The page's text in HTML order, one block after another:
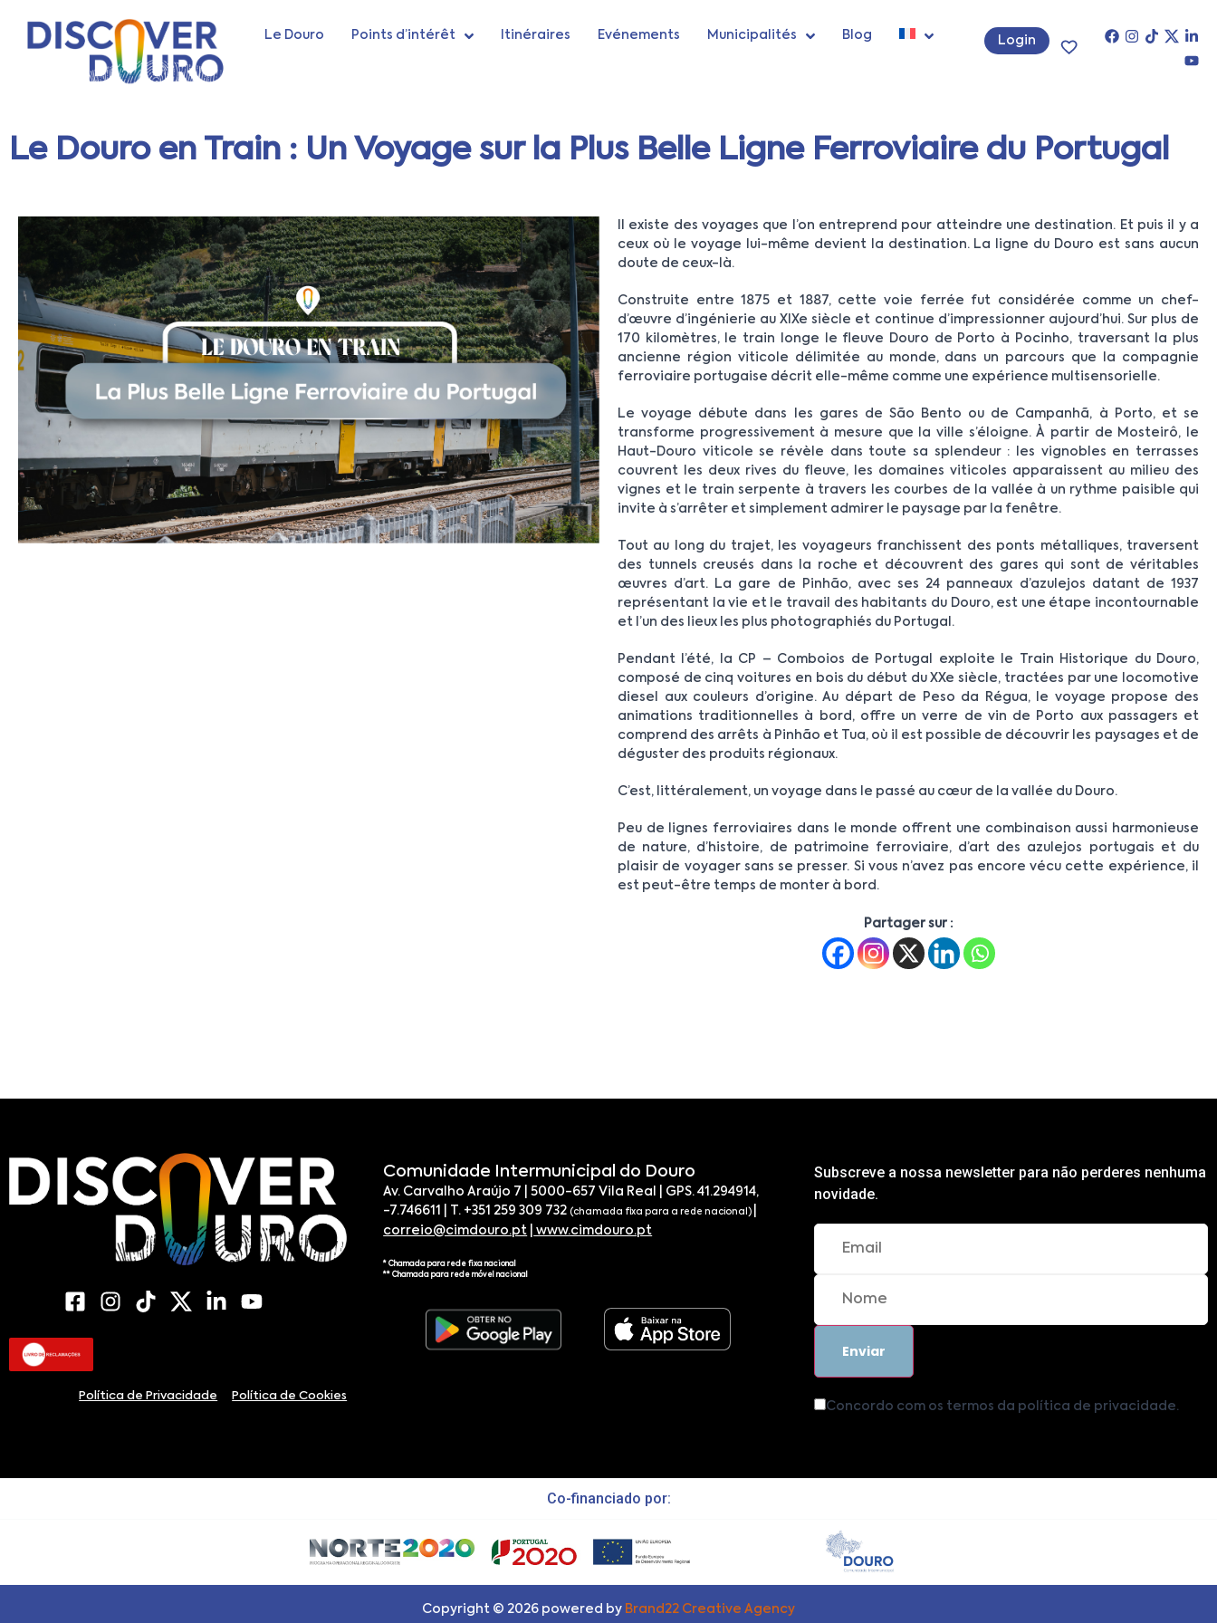
Le Douro Points d’intérêt Itinéraires Evénements Municipalités Blog Login
Le Douro en Train : Un Voyage sur la Plus Belle Ligne Ferroviaire du Portugal
Il existe des voyages que l’on entreprend pour atteindre une destination. Et puis il y a
ceux où le voyage lui-même devient la destination. La ligne du Douro est sans aucun
doute de ceux-là.
Construite entre 1875 et 1887, cette voie ferrée fut considérée comme un chef-
d’œuvre d’ingénierie au XIXe siècle et continue d’impressionner aujourd’hui. Sur plus de
170 kilomètres, le train longe le fleuve Douro de Porto à Pocinho, traversant la plus
ancienne région viticole délimitée au monde, dans un parcours que la compagnie
ferroviaire portugaise décrit elle-même comme une expérience multisensorielle.
Le voyage débute dans les gares de São Bento ou de Campanhã, à Porto, et se
transforme progressivement à mesure que la ville s’éloigne. À partir de Mosteirô, le
Haut-Douro viticole se révèle dans toute sa splendeur : les vignobles en terrasses
couvrent les deux rives du fleuve, les domaines viticoles apparaissent au milieu des
vignes et le train serpente à travers les courbes de la vallée à un rythme paisible qui
invite à s’arrêter et simplement admirer le paysage par la fenêtre.
Tout au long du trajet, les voyageurs franchissent des ponts métalliques, traversent
des tunnels creusés dans la roche et découvrent des gares qui sont de véritables
œuvres d’art. La gare de Pinhão, avec ses 24 panneaux d’azulejos datant de 1937
représentant la vie et le travail des habitants du Douro, est une étape incontournable
et l’un des lieux les plus photographiés du Portugal.
Pendant l’été, la CP – Comboios de Portugal exploite le Train Historique du Douro,
composé de cinq voitures en bois du début du XXe siècle, tractées par une locomotive
diesel aux couleurs d’origine. Au départ de Peso da Régua, le voyage propose des
animations traditionnelles à bord, offre un verre de vin de Porto aux passagers et
comprend des arrêts à Pinhão et Tua, où il est possible de découvrir les paysages et de
déguster des produits régionaux.
C’est, littéralement, un voyage dans le passé au cœur de la vallée du Douro.
Peu de lignes ferroviaires dans le monde offrent une combinaison aussi harmonieuse
de nature, d’histoire, de patrimoine ferroviaire, d’art des azulejos portugais et du
plaisir de voyager sans se presser. Si vous n’avez pas encore vécu cette expérience, il
est peut-être temps de monter à bord.
Partager sur :
Política de Privacidade Política de Cookies
Comunidade Intermunicipal do Douro
Av. Carvalho Araújo 7 | 5000-657 Vila Real | GPS. 41.294914,
-7.746611 | T. +351 259 309 732(chamada fixa para a rede nacional)
correio@cimdouro.pt
www.cimdouro.pt
* Chamada para rede fixa nacional
** Chamada para rede móvel nacional
Subscreve a nossa newsletter para não perderes nenhuma
novidade.
Concordo com os termos da política de privacidade.
Co-financiado por:
Copyright © 2026 powered by Brand22 Creative Agency